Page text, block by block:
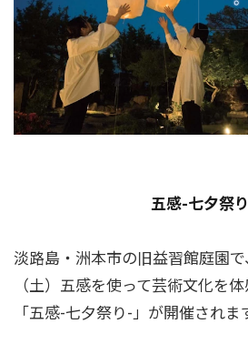
五感-七夕祭
淡路島・洲本市の旧益習館庭園
（土）五感を使って芸術文化を
「五感-七夕祭り-」が開催されま